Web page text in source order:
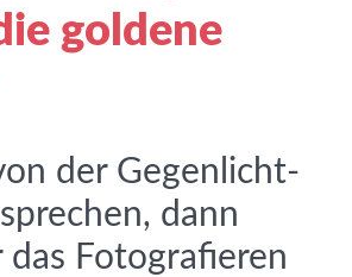
goldene
der Gegenlicht-
dann
das Fotografieren